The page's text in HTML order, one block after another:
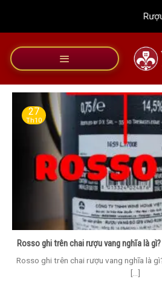
dung
Rosso ghi trên chai rượu vang nghĩa là
Rosso ghi trên chai rượu vang nghĩa là
[...]
27
Th10